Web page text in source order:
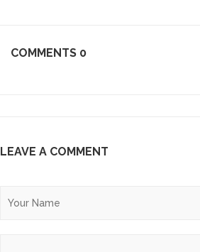
COMMENTS 0
LEAVE A COMMENT